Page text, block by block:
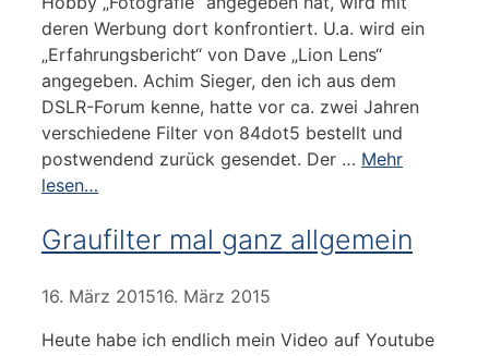
deren Werbung dort konfrontiert. U.a. wird ein
„Erfahrungsbericht“ von Dave „Lion Lens“
angegeben. Achim Sieger, den ich aus dem
DSLR-Forum kenne, hatte vor ca. zwei Jahren
verschiedene Filter von 84dot5 bestellt und
postwendend zurück gesendet. Der … Mehr
lesen…
Graufilter mal ganz allgemein
16. März 201516. März 2015
Heute habe ich endlich mein Video auf Youtube